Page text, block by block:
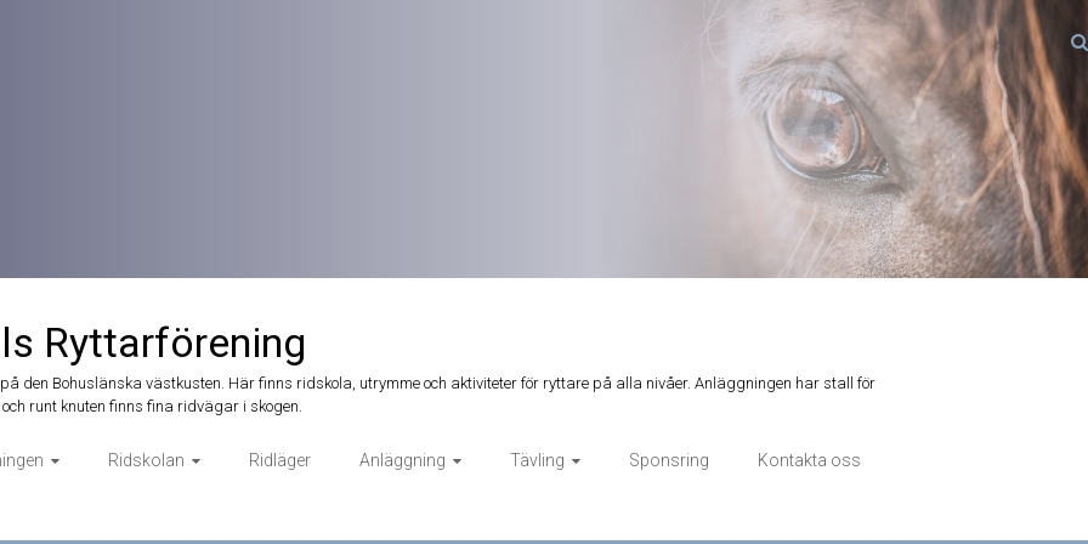
Ryttarförening
den Bohuslänska västkusten. Här finns ridskola, utrymme och aktiviteter för ryttare på alla nivåer. Anläggningen har stall för
runt knuten finns fina ridvägar i skogen.
Ridskolan Ridläger Anläggning Tävling Sponsring Kontakta oss